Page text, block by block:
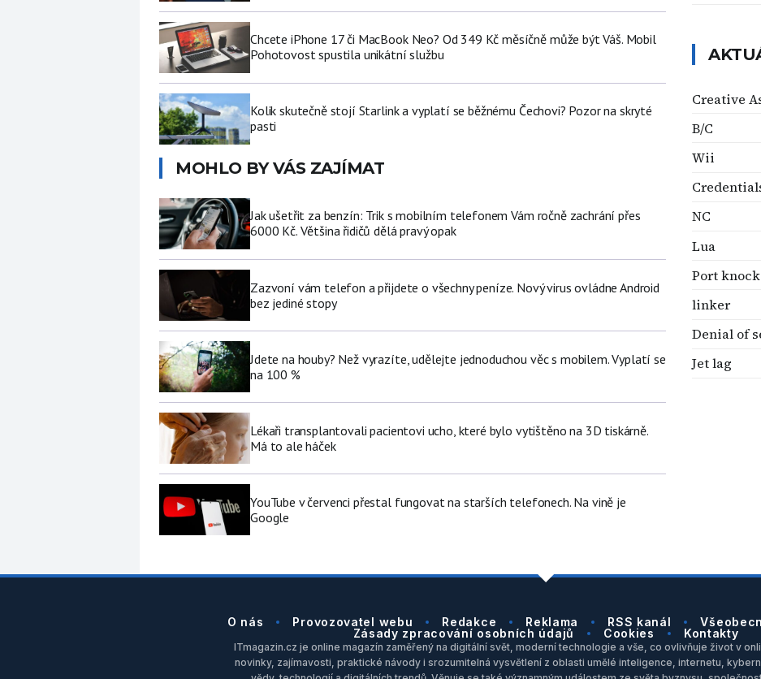
Chcete iPhone 17 či MacBook Neo? Od 349 Kč měsíčně může být Váš. Mobil
Pohotovost spustila unikátní službu
Kolik skutečně stojí Starlink a vyplatí se běžnému Čechovi? Pozor na skryté
pasti
MOHLO BY VÁS ZAJÍMAT
Jak ušetřit za benzín: Trik s mobilním telefonem Vám ročně zachrání přes
6000 Kč. Většina řidičů dělá pravý opak
Zazvoní vám telefon a přijdete o všechny peníze. Nový virus ovládne Android
bez jediné stopy
Jdete na houby? Než vyrazíte, udělejte jednoduchou věc s mobilem. Vyplatí se
na 100 %
Lékaři transplantovali pacientovi ucho, které bylo vytištěno na 3D tiskárně.
Má to ale háček
YouTube v červenci přestal fungovat na starších telefonech. Na vině je
Google
Creative
B/C
Wii
NC
Lua
Port
linker
Denial of
Jet lag
O nás Provozovatel webu Redakce Reklama RSS kanál
Zásady zpracování osobních údajů
Cookies Kontakty
ITmagazin.cz je online magazín zaměřený na digitální svět, moderní technologie a vše, co ovlivňuje život v
novinky, zajímavosti, praktické návody i srozumitelná vysvětlení z oblasti umělé inteligence, internetu,